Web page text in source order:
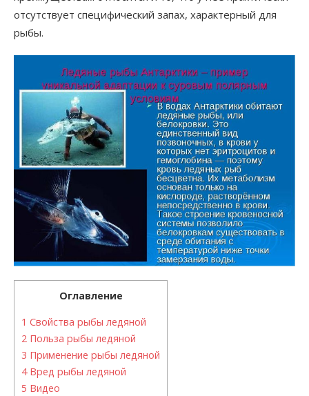
отсутствует специфический запах, характерный для
рыбы.
Оглавление
1 Свойства рыбы ледяной
2 Польза рыбы ледяной
3 Применение рыбы ледяной
4Вред рыбы ледяной
5 Видео